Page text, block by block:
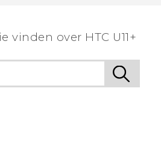
vinden over HTC U11+